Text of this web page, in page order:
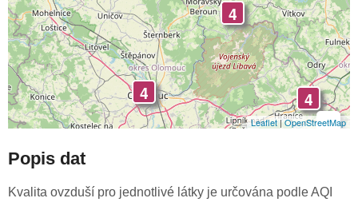
4
-
4
4
Leaflet|OpenStreetMap
Popis dat
Kvalita ovzduší pro jednotlivé látky je určována podle AQI